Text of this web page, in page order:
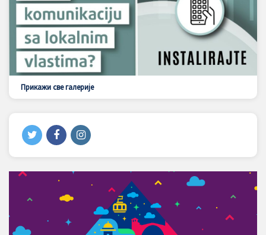
Прикажи све галерије